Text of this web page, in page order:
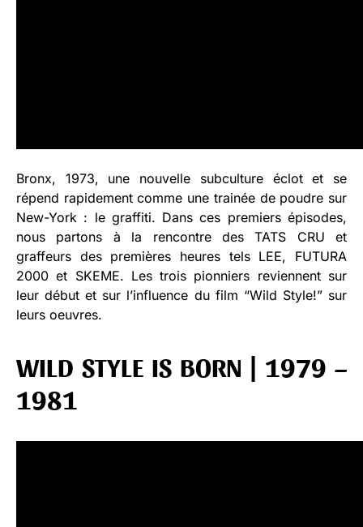
Bronx, 1973, une nouvelle subculture éclot et se
répend rapidement comme une trainée de poudre sur
New-York : le graffiti. Dans ces premiers épisodes,
nous partons à la rencontre des TATS CRU et
graffeurs des premières heures tels LEE, FUTURA
2000 et SKEME. Les trois pionniers reviennent sur
leur début et sur l’influence du film “Wild Style!” sur
leurs oeuvres.
WILD STYLE IS BORN | 1979 –
1981